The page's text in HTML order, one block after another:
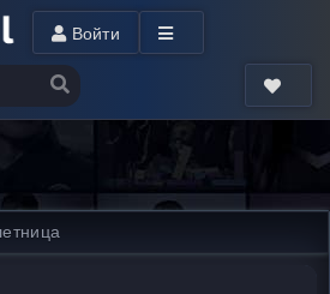
Войти